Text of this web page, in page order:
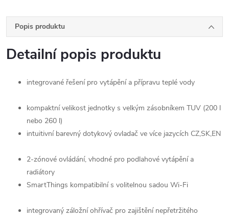
Popis produktu
Detailní popis produktu
integrované řešení pro vytápění a přípravu teplé vody
kompaktní velikost jednotky s velkým zásobníkem TUV (200 l
nebo 260 l)
intuitivní barevný dotykový ovladač ve více jazycích CZ,SK,EN
2-zónové ovládání, vhodné pro podlahové vytápění a
radiátory
SmartThings kompatibilní s volitelnou sadou Wi-Fi
integrovaný záložní ohřívač pro zajištění nepřetržitého